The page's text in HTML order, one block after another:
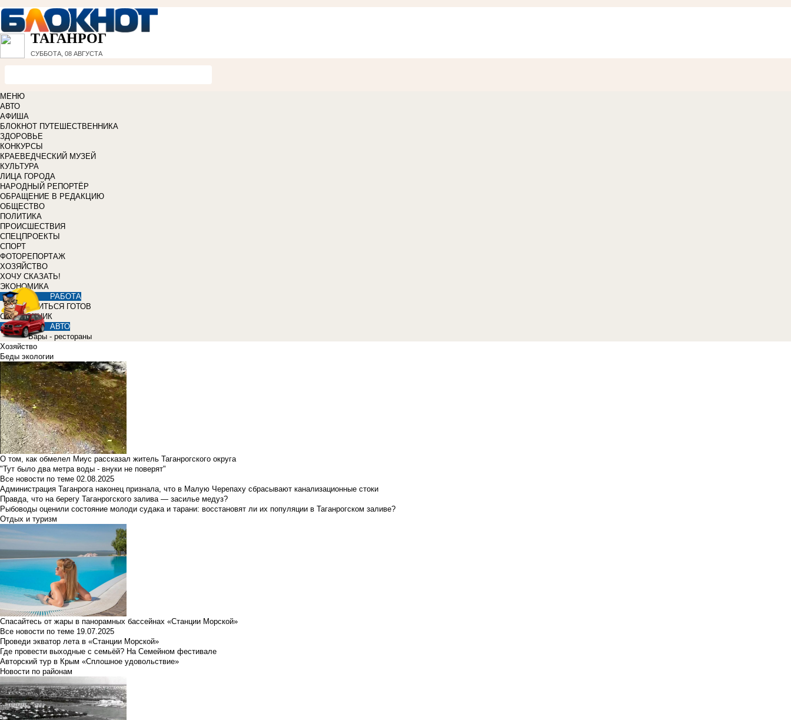
ТАГАНРОГ
СУББОТА, 08 АВГУСТА
МЕНЮ
АВТО
АФИША
БЛОКНОТ ПУТЕШЕСТВЕННИКА
ЗДОРОВЬЕ
КОНКУРСЫ
КРАЕВЕДЧЕСКИЙ МУЗЕЙ
КУЛЬТУРА
ЛИЦА ГОРОДА
НАРОДНЫЙ РЕПОРТЁР
ОБРАЩЕНИЕ В РЕДАКЦИЮ
ОБЩЕСТВО
ПОЛИТИКА
ПРОИСШЕСТВИЯ
СПЕЦПРОЕКТЫ
СПОРТ
ФОТОРЕПОРТАЖ
ХОЗЯЙСТВО
ХОЧУ СКАЗАТЬ!
ЭКОНОМИКА
РАБОТА
УЧИТЬСЯ ГОТОВ
СПРАВОЧНИК
АВТО
Бары - рестораны
Хозяйство
Беды экологии
О том, как обмелел Миус рассказал житель Таганрогского округа
"Тут было два метра воды - внуки не поверят"
Все новости по теме 02.08.2025
Администрация Таганрога наконец признала, что в Малую Черепаху сбрасывают канализационные стоки
Правда, что на берегу Таганрогского залива — засилье медуз?
Рыбоводы оценили состояние молоди судака и тарани: восстановят ли их популяции в Таганрогском заливе?
Отдых и туризм
Спасайтесь от жары в панорамных бассейнах «Станции Морской»
Все новости по теме 19.07.2025
Проведи экватор лета в «Станции Морской»
Где провести выходные с семьёй? На Семейном фестивале
Авторский тур в Крым «Сплошное удовольствие»
Новости по районам